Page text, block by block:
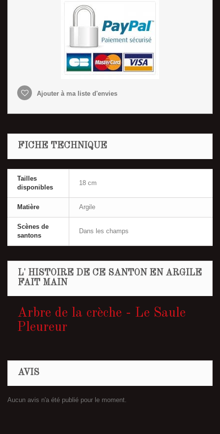
Ajouter à ma liste d'envies
FICHE TECHNIQUE
Tailles
disponibles
18 cm
Matière Argile
Scènes de
santons
Dans les champs
L' HISTOIRE DE CE SANTON EN ARGILE
FAIT MAIN
Arbre de la crèche - Le Saule
Pleureur
AVIS
Aucun avis n'a été publié pour le moment.